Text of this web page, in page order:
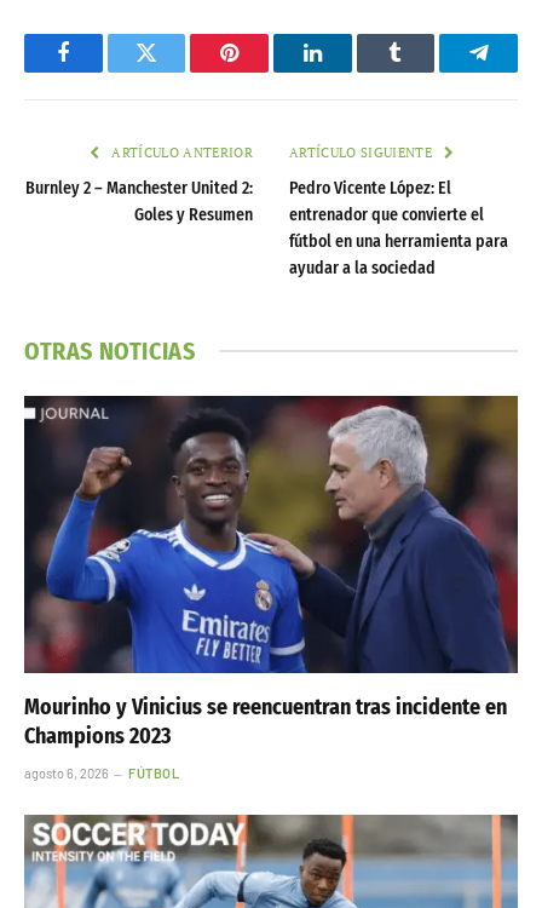
FacebookTwitter Pinterest LinkedInTumblr
ARTÍCULO ANTERIOR
Burnley 2 – Manchester United 2:
Goles y Resumen
ARTÍCULO SIGUIENTE
Pedro Vicente López: El
entrenador que convierte el
fútbol en una herramienta para
ayudar a la sociedad
OTRAS NOTICIAS
Mourinho y Vinicius se reencuentran tras incidente en
Champions 2023
agosto 6, 2026 FÚTBOL